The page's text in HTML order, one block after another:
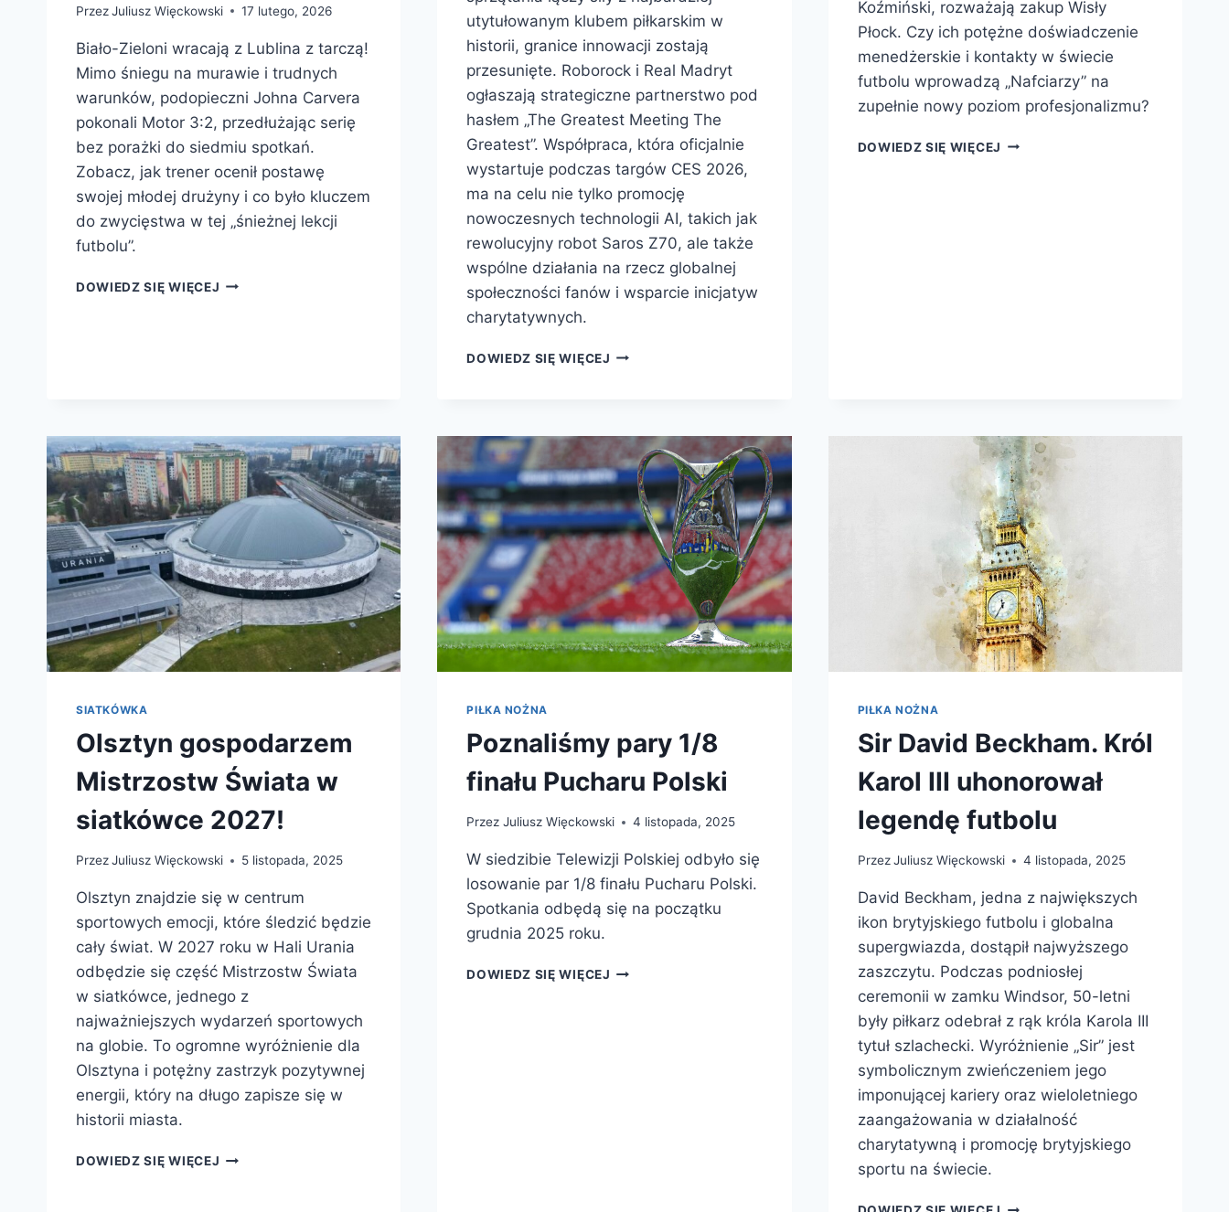
PrzezJuliusz Więckowski 17 lutego, 2026
Biało-Zieloni wracają z Lublina z tarczą!
Mimo śniegu na murawie i trudnych
warunków, podopieczni Johna Carvera
pokonali Motor 3:2, przedłużając serię
bez porażki do siedmiu spotkań.
Zobacz, jak trener ocenił postawę
swojej młodej drużyny i co było kluczem
do zwycięstwa w tej „śnieżnej lekcji
futbolu”.
DOWIEDZ SIĘ WIĘCEJ CENNE
MOTOR
W
TRUDNYCH
WARUNKACH
utytułowanym klubem piłkarskim w
historii, granice innowacji zostają
przesunięte. Roborock i Real Madryt
ogłaszają strategiczne partnerstwo pod
hasłem „The Greatest Meeting The
Greatest”. Współpraca, która oficjalnie
wystartuje podczas targów CES 2026,
ma na celu nie tylko promocję
nowoczesnych technologii AI, takich jak
rewolucyjny robot Saros Z70, ale także
wspólne działania na rzecz globalnej
społeczności fanów i wsparcie inicjatyw
charytatywnych.
DOWIEDZ SIĘ WIĘCEJ ROBOROCK
Koźmiński, rozważają zakup Wisły
Płock. Czy ich potężne doświadczenie
menedżerskie i kontakty w świecie
futbolu wprowadzą „Nafciarzy” na
zupełnie nowy poziom profesjonalizmu?
DOWIEDZ SIĘ WIĘCEJ KUCHARSKI
SIATKÓWKA
Olsztyn gospodarzem
Mistrzostw Świata w
siatkówce 2027!
PrzezJuliusz Więckowski 5 listopada, 2025
Olsztyn znajdzie się w centrum
sportowych emocji, które śledzić będzie
cały świat. W 2027 roku w Hali Urania
odbędzie się część Mistrzostw Świata
w siatkówce, jednego z
najważniejszych wydarzeń sportowych
na globie. To ogromne wyróżnienie dla
Olsztyna i potężny zastrzyk pozytywnej
energii, który na długo zapisze się w
historii miasta.
DOWIEDZ SIĘ WIĘCEJ OLSZTYN
PIŁKA NOŻNA
Poznaliśmy pary 1/8
finału Pucharu Polski
Przez Juliusz Więckowski 4 listopada, 2025
W siedzibie Telewizji Polskiej odbyło się
losowanie par 1/8 finału Pucharu Polski.
Spotkania odbędą się na początku
grudnia 2025 roku.
DOWIEDZ SIĘ WIĘCEJ POZNALIŚMY
PIŁKA NOŻNA
Sir David Beckham. Król
Karol III uhonorował
legendę futbolu
Przez Juliusz Więckowski 4 listopada, 2025
David Beckham, jedna z największych
ikon brytyjskiego futbolu i globalna
supergwiazda, dostąpił najwyższego
zaszczytu. Podczas podniosłej
ceremonii w zamku Windsor, 50-letni
były piłkarz odebrał z rąk króla Karola III
tytuł szlachecki. Wyróżnienie „Sir” jest
symbolicznym zwieńczeniem jego
imponującej kariery oraz wieloletniego
zaangażowania w działalność
charytatywną i promocję brytyjskiego
sportu na świecie.
SIR